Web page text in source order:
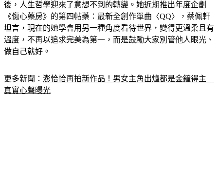
後，人生哲學迎來了意想不到的轉變。她近期推出年度企劃
《傷心藥房》的第四帖藥：最新全創作單曲〈QQ〉，蔡佩軒
坦言，現在的她學會用另一種角度看待世界，變得更溫柔且有
溫度，不再以追求完美為第一，而是鼓勵大家別管他人眼光、
做自己就好。
更多新聞： 澎恰恰再拍新作品！男女主角出爐都是金鐘得主
真實心聲曝光